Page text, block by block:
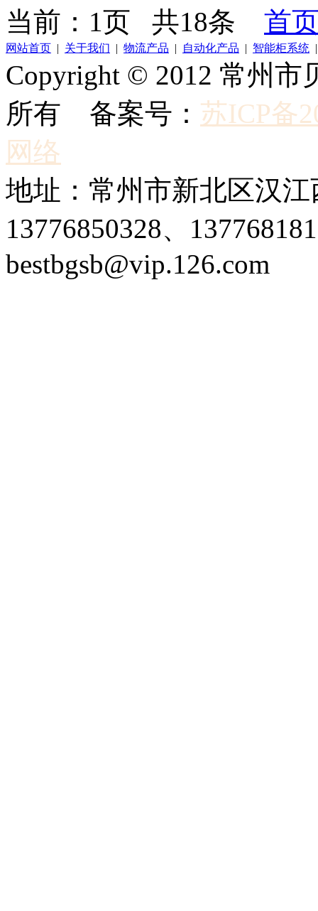
当前：1页 共18条 首
网站首页 | 关于我们 | 物流产品 | 自动化产品 | 智能柜系统
Copyright © 2012 常州
所有 备案号： 苏ICP备
网络
地址：常州市新北区汉
13776850328、
bestbgsb@vip.126.com